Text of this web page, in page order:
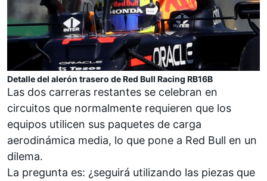
Detalle del alerón trasero de Red Bull Racing RB16B
Las dos carreras restantes se celebran en
circuitos que normalmente requieren que los
equipos utilicen sus paquetes de carga
aerodinámica media, lo que pone a Red Bull en un
dilema.
La pregunta es: ¿seguirá utilizando las piezas que